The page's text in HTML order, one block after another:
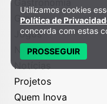
Grana
Jogos
Nós
Notícias
Projetos
Quem Inova
Política de
Utilizamos cookies
Política de
concorda com estas
PROSSEGUIR